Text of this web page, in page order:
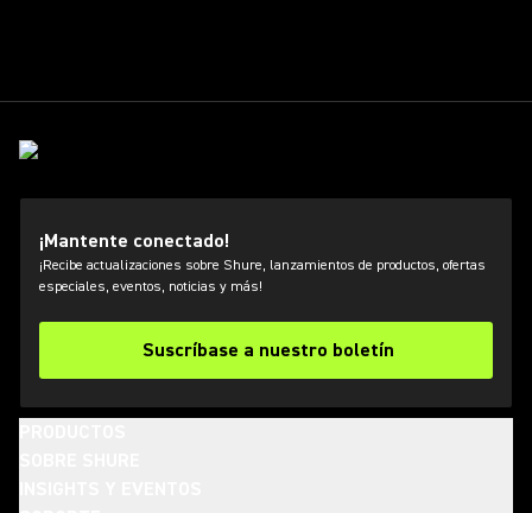
¡Mantente conectado!
¡Recibe actualizaciones sobre Shure, lanzamientos de productos, ofertas
especiales, eventos, noticias y más!
Suscríbase a nuestro boletín